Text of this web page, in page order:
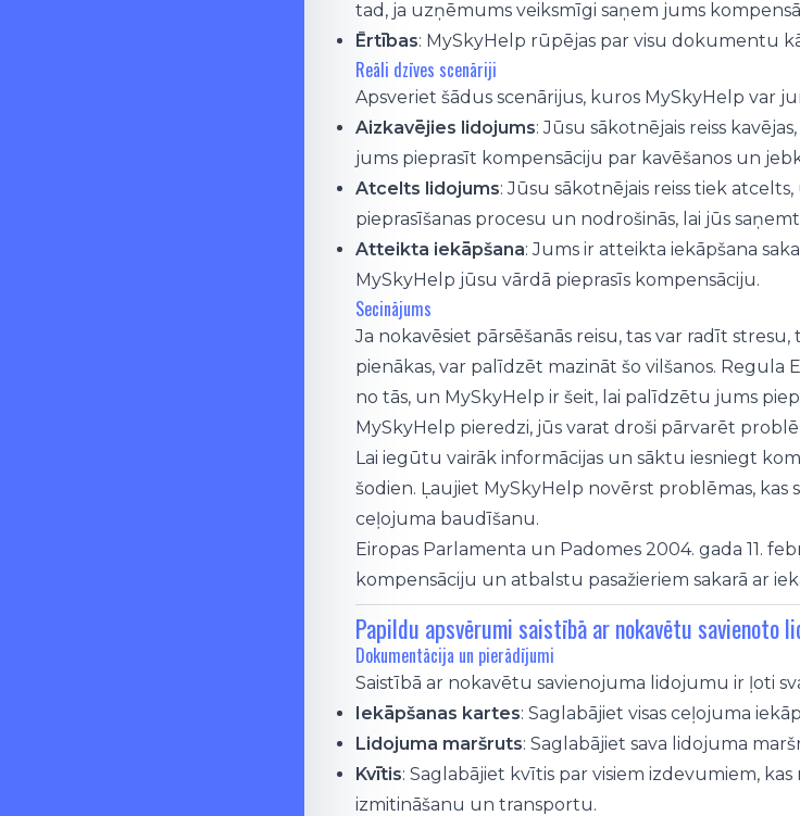
tad, ja uzņēmums veiksmīgi saņem jums
Ērtības: MySkyHelp rūpējas par visu dokumentu
Reāli dzīves scenāriji
Apsveriet šādus scenārijus, kuros MySkyHelp var
Aizkavējies lidojums: Jūsu sākotnējais reiss
jums pieprasīt kompensāciju par kavēšanos un
Atcelts lidojums: Jūsu sākotnējais reiss tiek
pieprasīšanas procesu un nodrošinās, lai jūs
Atteikta iekāpšana: Jums ir atteikta iekāpšana
MySkyHelp jūsu vārdā pieprasīs kompensāciju.
Secinājums
Ja nokavēsiet pārsēšanās reisu, tas var radīt
pienākas, var palīdzēt mazināt šo vilšanos. Regula
no tās, un MySkyHelp ir šeit, lai palīdzētu jums
MySkyHelp pieredzi, jūs varat droši pārvarēt
Lai iegūtu vairāk informācijas un sāktu iesniegt
šodien. Ļaujiet MySkyHelp novērst problēmas,
ceļojuma baudīšanu.
Eiropas Parlamenta un Padomes 2004. gada 11.
kompensāciju un atbalstu pasažieriem sakarā ar
Papildu apsvērumi saistībā ar nokavētu savienoto
Dokumentācija un pierādījumi
Saistībā ar nokavētu savienojuma lidojumu ir ļoti
Iekāpšanas kartes: Saglabājiet visas ceļojuma
Lidojuma maršruts: Saglabājiet sava lidojuma
Kvītis: Saglabājiet kvītis par visiem izdevumiem,
izmitināšanu un transportu.